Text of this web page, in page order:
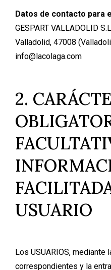
Datos de contacto para
GESPART VALLADOLID
Valladolid, 47008
info@lacolaga.com
2.
USUARIO
Los USUARIOS, mediante
correspondientes y la